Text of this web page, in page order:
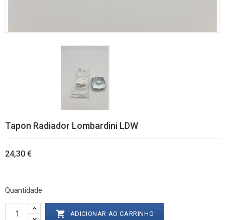
Tapon Radiador Lombardini LDW
24,30 €
Quantidade
 ADICIONAR AO CARRINHO